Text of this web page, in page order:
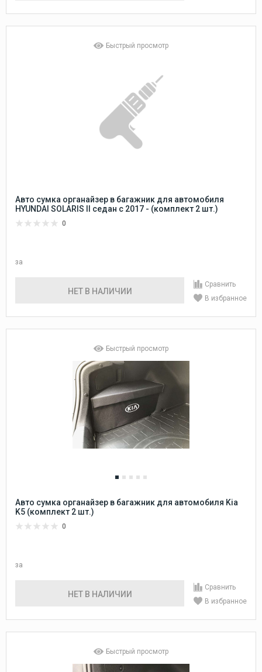
Быстрый просмотр
Авто сумка органайзер в багажник для автомобиля
HYUNDAI SOLARIS II седан с 2017 - (комплект 2 шт.)
0
за
НЕТ В НАЛИЧИИ
Сравнить
В избранное
Быстрый просмотр
Авто сумка органайзер в багажник для автомобиля Kia
K5 (комплект 2 шт.)
0
за
НЕТ В НАЛИЧИИ
Сравнить
В избранное
Быстрый просмотр